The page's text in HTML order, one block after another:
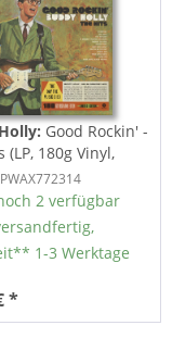
Good Rockin' -
(LP, 180g Vinyl,
2 verfügbar
1-3 Werktage
*